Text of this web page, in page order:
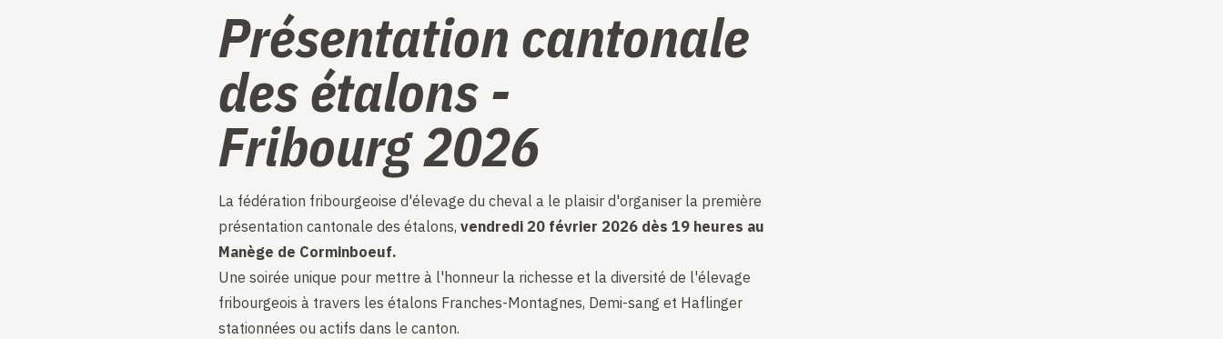
Présentation cantonale
des étalons -
Fribourg 2026
La fédération fribourgeoise d'élevage du cheval a le plaisir d'organiser la première
présentation cantonale des étalons, vendredi 20 février 2026 dès 19 heures au
Manège de Corminboeuf.
Une soirée unique pour mettre à l'honneur la richesse et la diversité de l'élevage
fribourgeois à travers les étalons Franches-Montagnes, Demi-sang et Haflinger
stationnées ou actifs dans le canton.